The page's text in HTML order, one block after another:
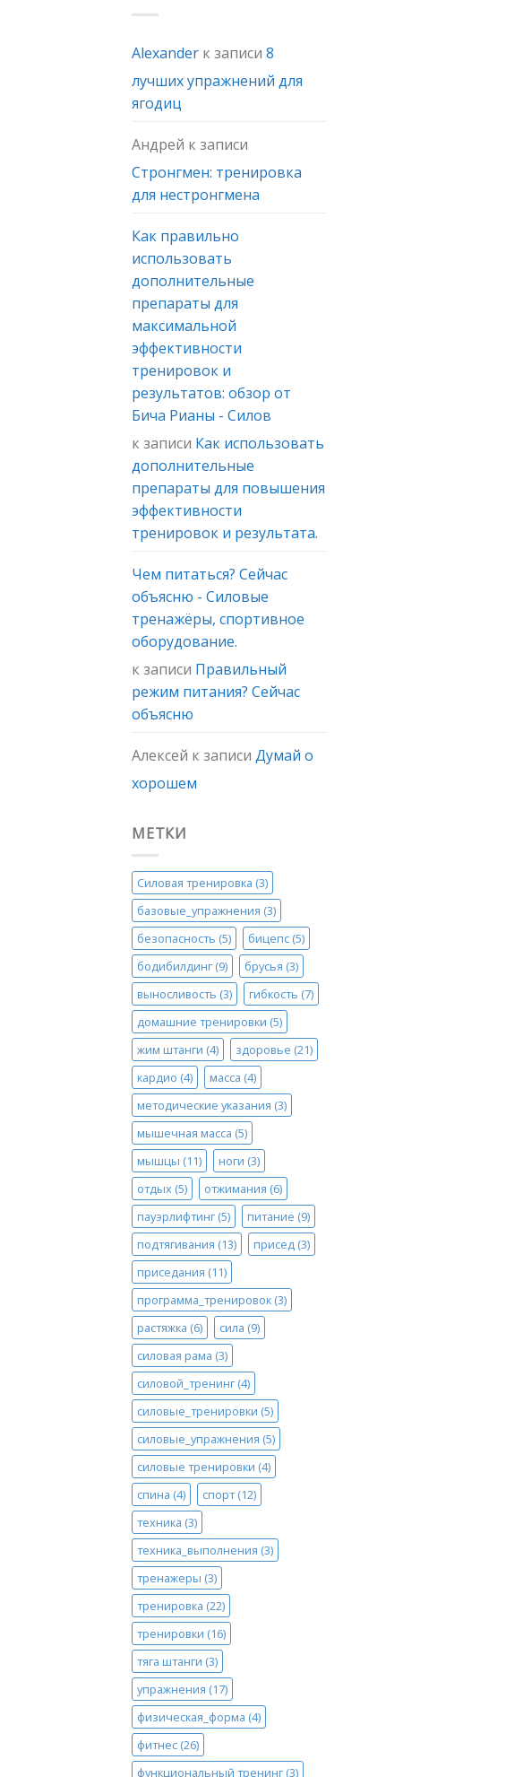
Alexander к записи 8
лучших упражнений для
ягодиц
Андрей к записи
Стронгмен: тренировка
для нестронгмена
Как правильно
использовать
дополнительные
препараты для
максимальной
эффективности
тренировок и
результатов: обзор от
Бича Рианы - Силов
к записи Как использовать
дополнительные
препараты для повышения
эффективности
тренировок и результата.
Чем питаться? Сейчас
объясню - Силовые
тренажёры, спортивное
оборудование.
к записи Правильный
режим питания? Сейчас
объясню
Алексей к записи Думай о
хорошем
МЕТКИ
Силовая тренировка (3)
базовые_упражнения (3)
безопасность (5) бицепс (5)
бодибилдинг (9) брусья (3)
выносливость (3) гибкость (7)
домашние тренировки (5)
жим штанги (4) здоровье (21)
кардио (4) масса (4)
методические указания (3)
мышечная масса (5)
мышцы (11) ноги (3)
отдых (5) отжимания (6)
пауэрлифтинг (5) питание (9)
подтягивания (13) присед (3)
приседания (11)
программа_тренировок (3)
растяжка (6) сила (9)
силовая рама (3)
силовой_тренинг (4)
силовые_тренировки (5)
силовые_упражнения (5)
силовые тренировки (4)
спина (4) спорт(12)
техника (3)
техника_выполнения (3)
тренажеры (3)
тренировка (22)
тренировки (16)
тяга штанги (3)
упражнения (17)
физическая_форма (4)
фитнес (26)
функциональный тренинг (3)